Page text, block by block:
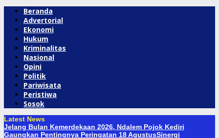
Beranda
Advertorial
Ekonomi
Hukum
Kriminalitas
Nasional
Opini
Politik
Pariwisata
Peristiwa
Sosok
Latest News
Jelang Bulan Kemerdekaan 2026, Ndalem Pojok Kediri
Gaungkan Pentingnya Peringatan 18 AgustusSinergi